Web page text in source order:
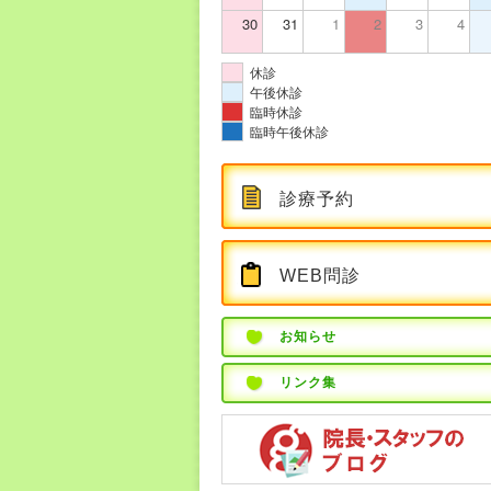
30 31 1 2 3 4
休診
午後休診
臨時休診
臨時午後休診
診療予約
WEB問診
お知らせ
リンク集